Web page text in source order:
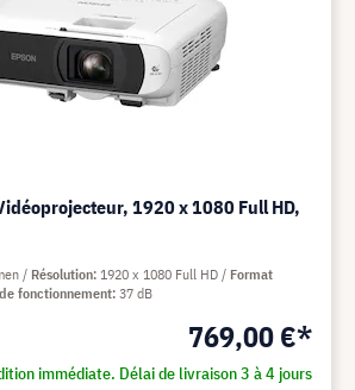
1920 x 1080 Full HD,
769,00 €*
immédiate. Délai de livraison 3 à 4 jours
Résolution 1920 x 1080 Full HD
Format
fonctionnement 37 dB